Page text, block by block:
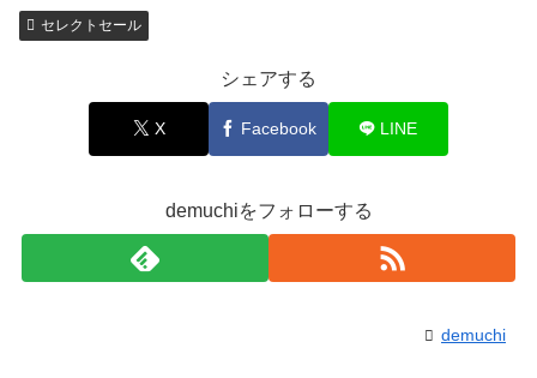
セレクトセール
シェアする
X Facebook LINE
demuchiをフォローする
demuchi